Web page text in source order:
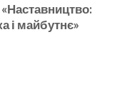
і майбутнє»